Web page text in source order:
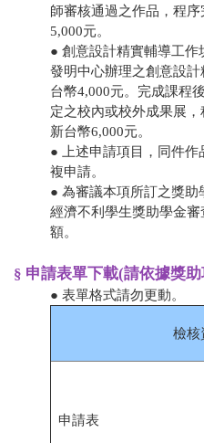
師審核通過之作品，程
5,000元。
● 創意設計精實輔導工
發明中心辦理之創意設
台幣4,000元。完成課程
定之校內或校外成果展
新台幣6,000元。
● 上述申請項目，同件
複申請。
● 為審議本項所訂之獎
經濟不利學生獎助學金
額。
§ 申請表單下載(請依據獎
● 表單格式請勿更動。
檢核
申請表